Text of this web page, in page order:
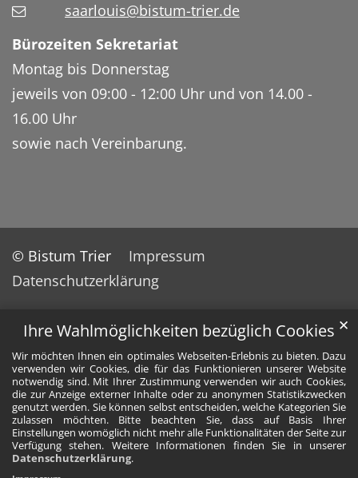
Ihre Wahlmöglichkeiten bezüglich Cookies
Wir möchten Ihnen ein optimales Webseiten-Erlebnis zu bieten. Dazu
verwenden wir Cookies, die für das Funktionieren unserer Website
notwendig sind. Mit Ihrer Zustimmung verwenden wir auch Cookies,
die zur Anzeige externer Inhalte oder zu anonymen Statistikzwecken
genutzt werden. Sie können selbst entscheiden, welche Kategorien Sie
zulassen möchten. Bitte beachten Sie, dass auf Basis Ihrer
Einstellungen womöglich nicht mehr alle Funktionalitäten der Seite zur
Verfügung stehen. Weitere Informationen finden Sie in unserer
Datenschutzerklärung.
✕
saarlouis@bistum-trier.de
Bürozeiten Sekretariat
Montag bis Donnerstag
jeweils von 09:00 - 12:00 Uhr und von 14.00 -
16.00 Uhr
sowie nach Vereinbarung.
© Bistum Trier
Impressum
Datenschutzerklärung